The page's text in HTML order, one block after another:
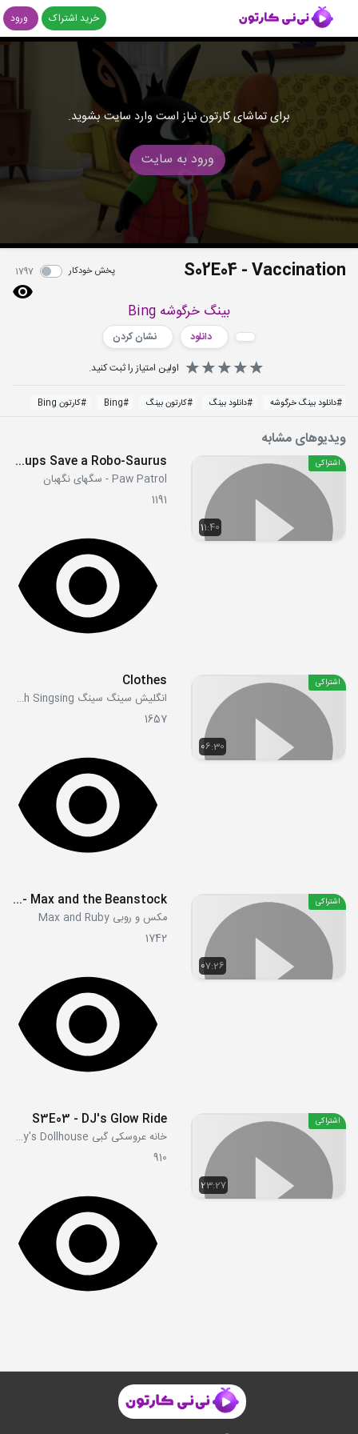
خرید اشتراک ورود
برای تماشای کارتون نیاز است وارد سایت بشوید.
ورود به سایت
S02E04 - Vaccination پخش خودکار 1797
بینگ خرگوشه Bing
دانلود
نشان کردن
اولین امتیاز را ثبت کنید.
#دانلود بینگ خرگوشه #دانلود بینگ #کارتون بینگ #
Bing
#کارتون Bing
ویدیوهای مشابه
11:40
اشتراکی S03E28 - Pups Save a Robo-Saurus
Paw Patrol - سگهای نگهبان
1191
06:30
اشتراکی Clothes
انگلیش سینگ سینگ English Singsing
1657
07:26
اشتراکی S3E11b - Max and the Beanstock
مکس و روبی Max and Ruby
1742
23:27
اشتراکی S3E03 - DJ's Glow Ride
خانه عروسکی گبی Gabby's Dollhouse
910